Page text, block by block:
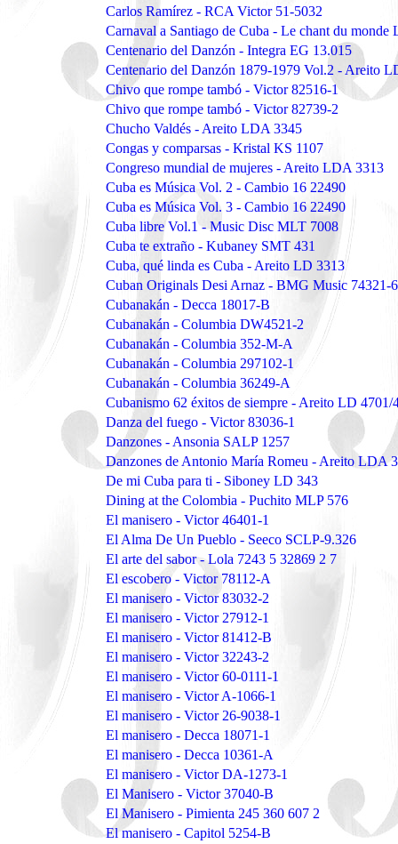
Carlos Ramírez - RCA Victor 51-5032
Carnaval a Santiago de Cuba - Le chant du
Centenario del Danzón - Integra EG 13.015
Centenario del Danzón 1879-1979 Vol.2 - Areito
Chivo que rompe tambó - Victor 82516-1
Chivo que rompe tambó - Victor 82739-2
Chucho Valdés - Areito LDA 3345
Congas y comparsas - Kristal KS 1107
Congreso mundial de mujeres - Areito LDA 3313
Cuba es Música Vol. 2 - Cambio 16 22490
Cuba es Música Vol. 3 - Cambio 16 22490
Cuba libre Vol.1 - Music Disc MLT 7008
Cuba te extraño - Kubaney SMT 431
Cuba, qué linda es Cuba - Areito LD 3313
Cuban Originals Desi Arnaz - BMG Music 74321-
Cubanakán - Decca 18017-B
Cubanakán - Columbia DW4521-2
Cubanakán - Columbia 352-M-A
Cubanakán - Columbia 297102-1
Cubanakán - Columbia 36249-A
Cubanismo 62 éxitos de siempre - Areito LD 4701/
Danza del fuego - Victor 83036-1
Danzones - Ansonia SALP 1257
Danzones de Antonio María Romeu - Areito LDA
De mi Cuba para ti - Siboney LD 343
Dining at the Colombia - Puchito MLP 576
El manisero - Victor 46401-1
El Alma De Un Pueblo - Seeco SCLP-9.326
El arte del sabor - Lola 7243 5 32869 2 7
El escobero - Victor 78112-A
El manisero - Victor 83032-2
El manisero - Victor 27912-1
El manisero - Victor 81412-B
El manisero - Victor 32243-2
El manisero - Victor 60-0111-1
El manisero - Victor A-1066-1
El manisero - Victor 26-9038-1
El manisero - Decca 18071-1
El manisero - Decca 10361-A
El manisero - Victor DA-1273-1
El Manisero - Victor 37040-B
El Manisero - Pimienta 245 360 607 2
El manisero - Capitol 5254-B